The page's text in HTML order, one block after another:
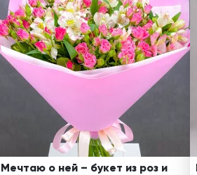
Мечтаю о ней – букет из роз и